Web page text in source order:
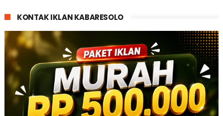
KONTAK IKLAN KABARESOLO